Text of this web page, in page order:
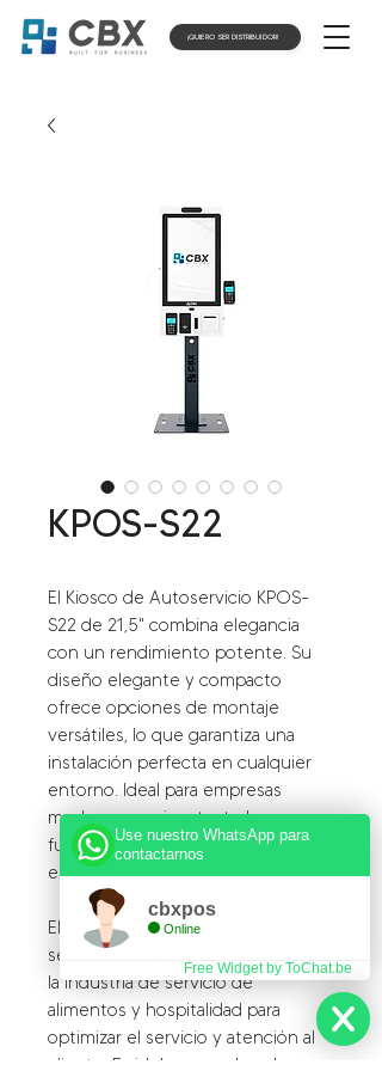
¡QUIERO SER DISTRIBUIDOR!
KPOS-S22
El Kiosco de Autoservicio KPOS-
S22 de 21,5" combina elegancia
con un rendimiento potente. Su
diseño elegante y compacto
ofrece opciones de montaje
versátiles, lo que garantiza una
instalación perfecta en cualquier
entorno. Ideal para empresas
modernas, mejora tanto la
funcionalidad como el atractivo
estético.
El S22 esta orientado a los
segmentos del comercio minorista,
la industria de servicio de
alimentos y hospitalidad para
optimizar el servicio y atención al
cliente. Es idela para colocarlo en
Use nuestro WhatsApp para
contactarnos
cbxpos
Online
Free Widget by ToChat.be